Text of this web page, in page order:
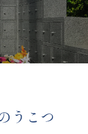
うこつ